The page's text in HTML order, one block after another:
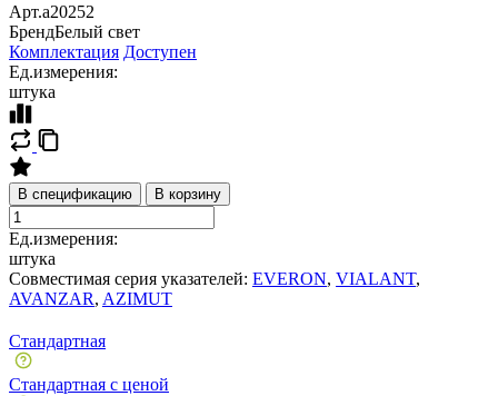
Арт.a20252
БрендБелый свет
Комплектация Доступен
Ед.измерения:
штука
В спецификацию В корзину
Ед.измерения:
штука
Совместимая серия указателей: EVERON, VIALANT,
AVANZAR, AZIMUT
Стандартная
Стандартная с ценой